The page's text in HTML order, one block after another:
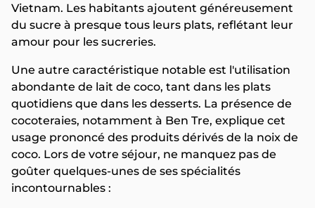
Vietnam. Les habitants ajoutent généreusement
du sucre à presque tous leurs plats, reflétant leur
amour pour les sucreries.
Une autre caractéristique notable est l'utilisation
abondante de lait de coco, tant dans les plats
quotidiens que dans les desserts. La présence de
cocoteraies, notamment à Ben Tre, explique cet
usage prononcé des produits dérivés de la noix de
coco. Lors de votre séjour, ne manquez pas de
goûter quelques-unes de ses spécialités
incontournables :